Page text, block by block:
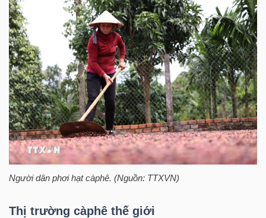
Người dân phơi hạt càphê. (Nguồn: TTXVN)
Thị trường càphê thế giới
LIỆU
Ngành
(-)
VS-
SECTOR
LƯỢNG